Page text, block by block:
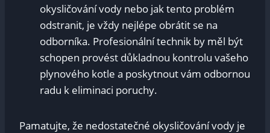
okysličování vody nebo jak tento problém
odstranit, je vždy nejlépe obrátit se na
odborníka. Profesionální technik by měl být
schopen provést důkladnou kontrolu vašeho
plynového kotle a poskytnout vám odbornou
radu k eliminaci poruchy.
Pamatujte, že nedostatečné okysličování vody je